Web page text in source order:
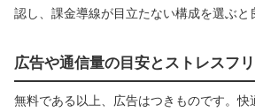
認し、課金導線が目立たない構成を選ぶと
広告や通信量の目安とストレスフ
無料である以上、広告はつきものです。快